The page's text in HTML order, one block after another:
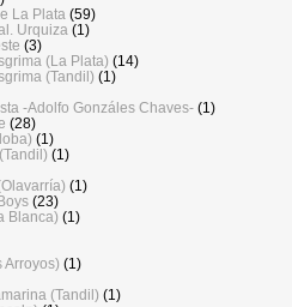
La Plata (59)
Urquiza (1)
(3)
(La Plata) (14)
(Tandil) (1)
-Adolfo Gonzáles Chaves- (1)
(28)
(1)
(1)
(1)
(23)
Blanca) (1)
Arroyos) (1)
(Tandil) (1)